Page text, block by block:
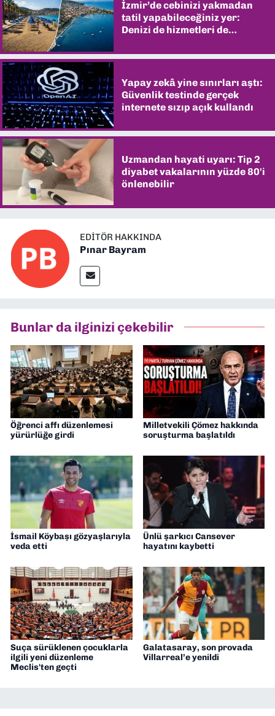
İzmir’de cebinizi yakmadan
tatil yapabileceğiniz yer:
Denizi de hizmetleri de
Yapay zekâ yine sınırları aştı:
Güvenlik testinde gerçek
internete sızıp açık kullandı
Uzmandan hayati uyarı: Tip 2
diyabet vakalarının yüzde 80'i
önlenebilir
EDITÖR HAKKINDA
Pınar Bayram
Bunlar da ilginizi çekebilir
Öğrenci affı düzenlemesi
yürürlüğe girdi
Milletvekili Çömez hakkında
soruşturma başlatıldı
İsmail Köybaşı gözyaşlarıyla
veda etti
Ünlü şarkıcı Cansever
hayatını kaybetti
Suça sürüklenen çocuklarla
ilgili yeni düzenleme
Meclis'ten geçti
Galatasaray, son provada
Villarreal’e yenildi